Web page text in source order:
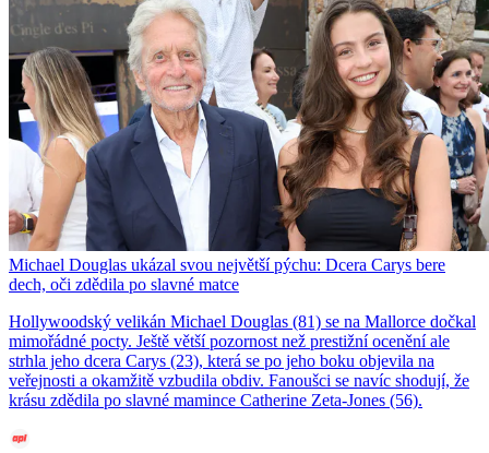
Michael Douglas ukázal svou největší pýchu: Dcera Carys bere
dech, oči zdědila po slavné matce
Hollywoodský velikán Michael Douglas (81) se na Mallorce dočkal
mimořádné pocty. Ještě větší pozornost než prestižní ocenění ale
strhla jeho dcera Carys (23), která se po jeho boku objevila na
veřejnosti a okamžitě vzbudila obdiv. Fanoušci se navíc shodují, že
krásu zdědila po slavné mamince Catherine Zeta-Jones (56).